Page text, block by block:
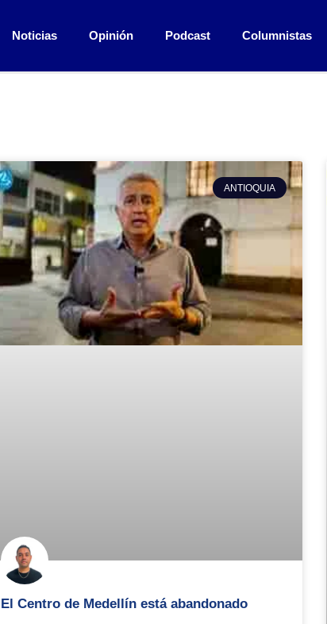
Noticias Opinión Podcast Columnistas
ANTIOQUIA
El Centro de Medellín está abandonado